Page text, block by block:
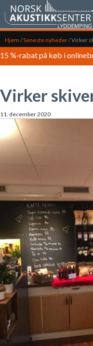
Hjem /Seneste nyheder/Virker
15 %-rabat på køb i
Virker
11. december 2020